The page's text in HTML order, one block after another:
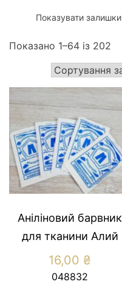
Показувати залишки
Показано 1–64 із 202
Аніліновий барвник
для тканини Алий
16,00 ₴
048832